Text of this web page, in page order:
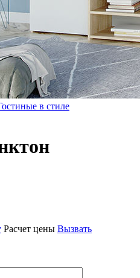
в стиле
Расчет цены Вызвать